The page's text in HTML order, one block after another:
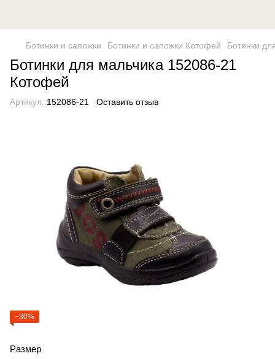
Ботинки и сапожки Ботинки и сапожки Котофей Ботинки
Ботинки для мальчика 152086-21
Котофей
Артикул: 152086-21 Оставить отзыв
−30%
Размер